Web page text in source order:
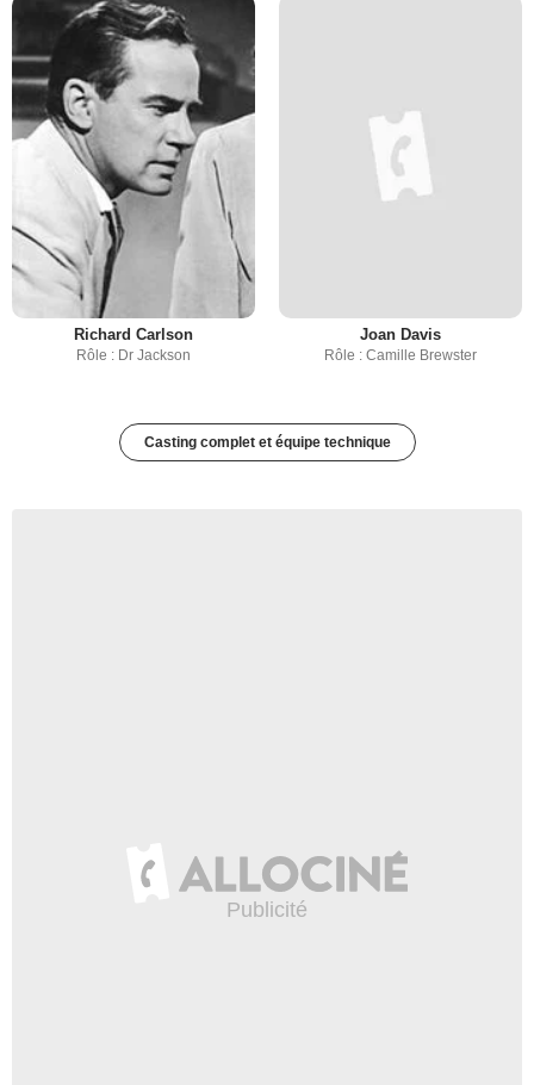
Richard Carlson
Rôle : Dr Jackson
Joan Davis
Rôle : Camille Brewster
Casting complet et équipe technique